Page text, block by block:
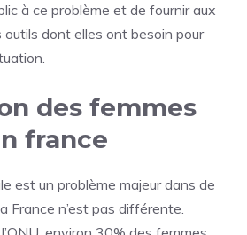
à ce problème et de fournir aux
dont elles ont besoin pour
des femmes
france
est un problème majeur dans de
France n’est pas différente.